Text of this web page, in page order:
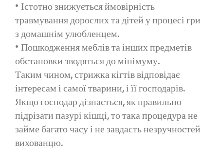
• Істотно знижується ймовірність
травмування дорослих та дітей у процесі гри
з домашнім улюбленцем.
• Пошкодження меблів та інших предметів
обстановки зводяться до мінімуму.
Таким чином, стрижка кігтів відповідає
інтересам і самої тварини, і її господарів.
Якщо господар дізнається, як правильно
підрізати пазурі кішці, то така процедура не
займе багато часу і не завдасть незручностей
вихованцю.